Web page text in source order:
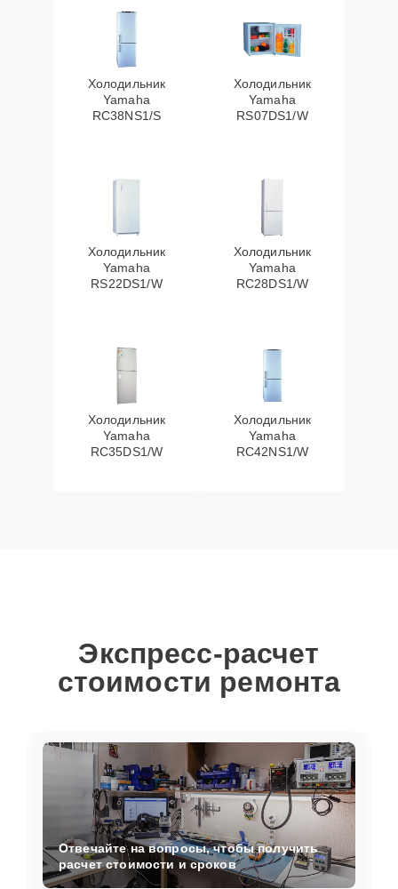
Холодильник
Yamaha
RC38NS1/S
Холодильник
Yamaha
RS07DS1/W
Холодильник
Yamaha
RS22DS1/W
Холодильник
Yamaha
RC28DS1/W
Холодильник
Yamaha
RC35DS1/W
Холодильник
Yamaha
RC42NS1/W
Экспресс-расчет
стоимости ремонта
Отвечайте на вопросы, чтобы получить
расчет стоимости и сроков